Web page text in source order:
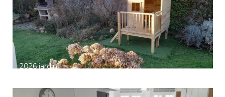
2026 jardin